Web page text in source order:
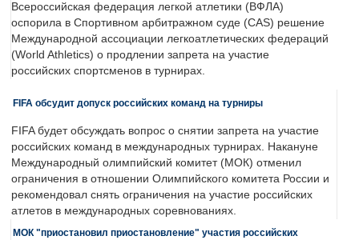
Всероссийская федерация легкой атлетики (ВФЛА)
оспорила в Спортивном арбитражном суде (CAS) решение
Международной ассоциации легкоатлетических федераций
(World Athletics) о продлении запрета на участие
российских спортсменов в турнирах.
FIFA обсудит допуск российских команд на турниры
FIFA будет обсуждать вопрос о снятии запрета на участие
российских команд в международных турнирах. Накануне
Международный олимпийский комитет (МОК) отменил
ограничения в отношении Олимпийского комитета России и
рекомендовал снять ограничения на участие российских
атлетов в международных соревнованиях.
МОК "приостановил приостановление" участия российских